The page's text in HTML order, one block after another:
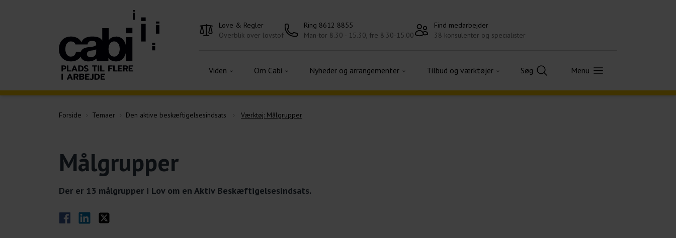
Love & Regler
Overblik over lovstof
Ring 8612 8855
Man-tor 8.30 - 15.30, fre 8.30-15.00
Find medarbejder
38 konsulenter og specialister
Viden Om Cabi Nyheder og arrangementer Tilbud og værktøjer Søg Menu
Forside Temaer Den aktive beskæftigelsesindsats Værktøj: Målgrupper
Målgrupper
Der er 13 målgrupper i Lov om en Aktiv Beskæftigelsesindsats.
Del på Facebook
Del på LinkedIn
Del på Twitter